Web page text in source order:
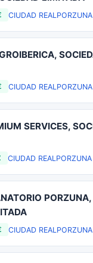
CIUDAD REAL PORZUNA
CIUDAD REAL PORZUNA
SERVICES,
CIUDAD REAL PORZUNA
PORZUNA,
CIUDAD REAL PORZUNA